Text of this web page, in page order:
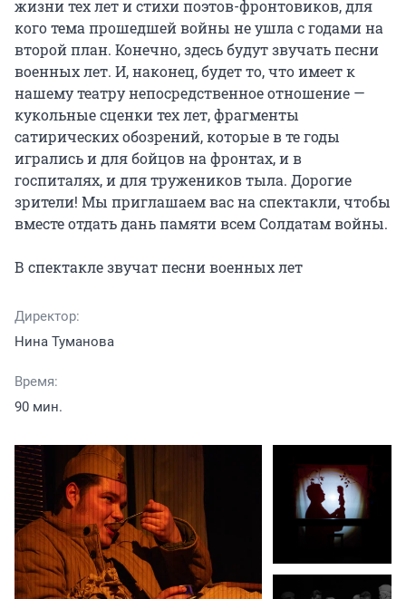
жизни тех лет и стихи поэтов-фронтовиков, для
кого тема прошедшей войны не ушла с годами на
второй план. Конечно, здесь будут звучать песни
военных лет. И, наконец, будет то, что имеет к
нашему театру непосредственное отношение —
кукольные сценки тех лет, фрагменты
сатирических обозрений, которые в те годы
игрались и для бойцов на фронтах, и в
госпиталях, и для тружеников тыла. Дорогие
зрители! Мы приглашаем вас на спектакли, чтобы
вместе отдать дань памяти всем Солдатам войны.
В спектакле звучат песни военных лет
Директор:
Нина Туманова
Время:
90 мин.